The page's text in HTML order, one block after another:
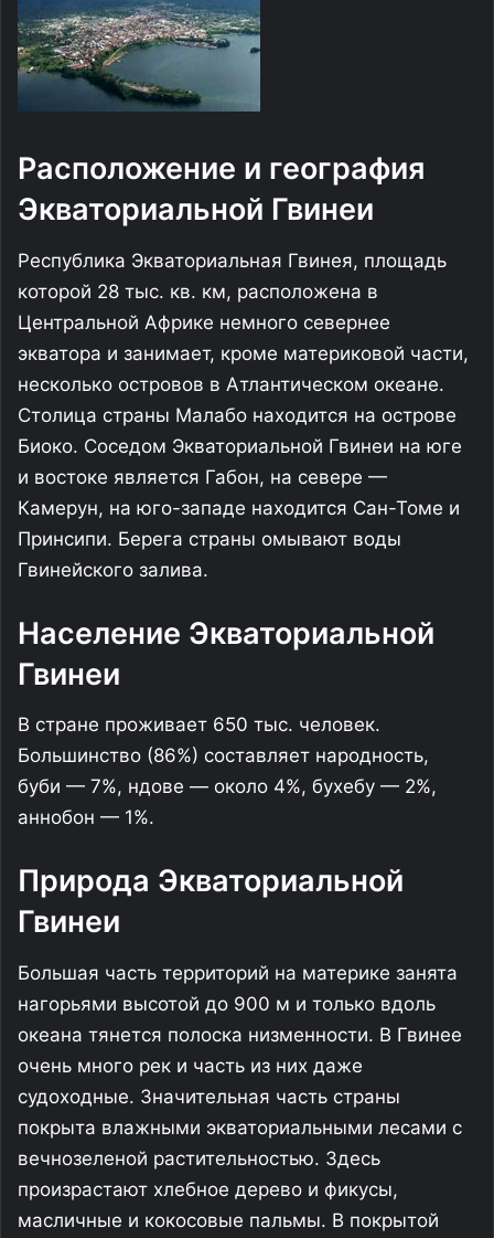
Расположение и география
Экваториальной Гвинеи
Республика Экваториальная Гвинeя, площадь
которой 28 тыс. кв. км, расположена в
Центральной Африке немного севернее
экватора и занимает, кроме материковой части,
несколько островов в Атлантическом океане.
Столица страны Малабо находится на острове
Биоко. Соседом Экваториальной Гвинеи на юге
и востоке является Габон, на севере —
Камерун, на юго-западе находится Сан-Томе и
Принсипи. Берега страны омывают воды
Гвинейского залива.
Население Экваториальной
Гвинеи
В стране проживает 650 тыс. человек.
Большинство (86%) составляет народность,
буби — 7%, ндове — около 4%, бухебу — 2%,
аннобон — 1%.
Природа Экваториальной
Гвинеи
Большая часть территорий на материке занята
нагорьями высотой до 900 м и только вдоль
океана тянется полоска низменности. В Гвинее
очень много рек и часть из них даже
судоходные. Значительная часть страны
покрыта влажными экваториальными лесами с
вечнозеленой растительностью. Здесь
произрастают хлебное дерево и фикусы,
масличные и кокосовые пальмы. В покрытой